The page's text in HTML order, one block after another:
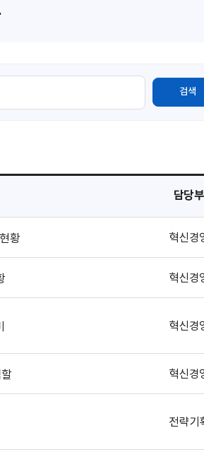
검색
담당
황 혁신경
혁신경
혁신경
혁신경
전략기